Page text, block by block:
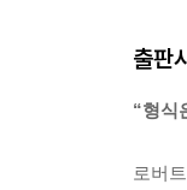
비
주방
하루
출판
“형식
로버